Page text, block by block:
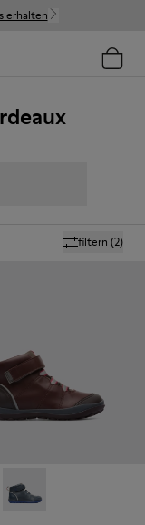
erhalten
filtern (2)
aus Leder
003 001
GORE-TEX -
Peu Pista GORE-TEX